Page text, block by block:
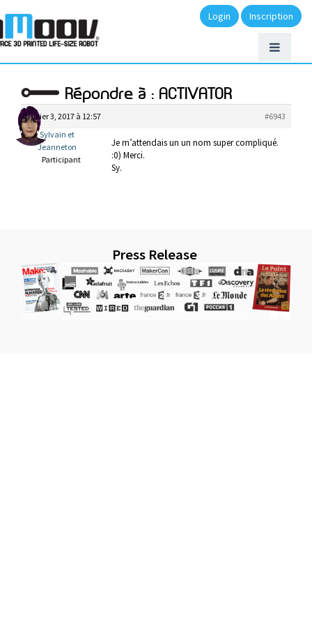
Login Inscription
Répondre à : ACTIVATOR
février 3, 2017 à 12:57
#6943
Sylvain et
Jeanneton
Participant
Je m’attendais un un nom super compliqué.
:0) Merci.
Sy.
Press Release